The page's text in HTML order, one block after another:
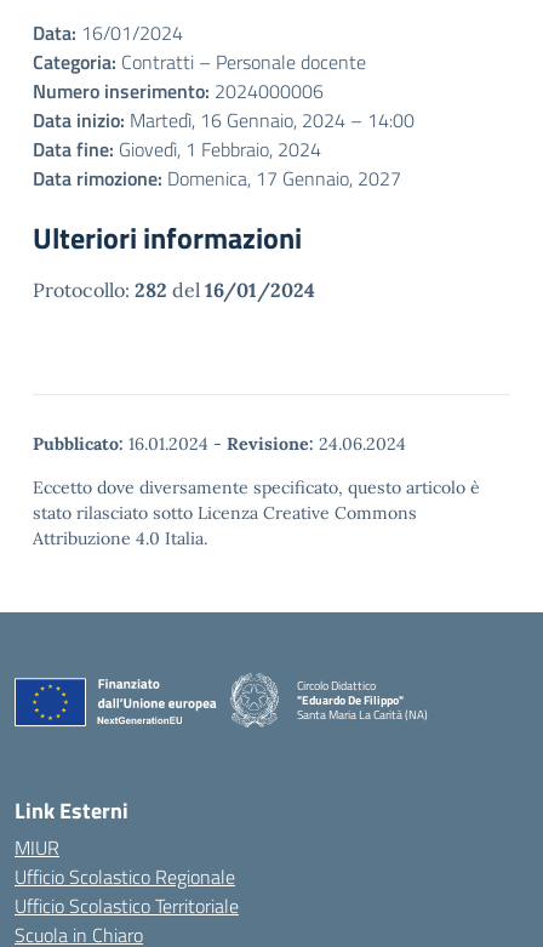
Data: 16/01/2024
Categoria: Contratti – Personale docente
Numero inserimento: 2024000006
Data inizio: Martedì, 16 Gennaio, 2024 – 14:00
Data fine: Giovedì, 1 Febbraio, 2024
Data rimozione: Domenica, 17 Gennaio, 2027
Ulteriori informazioni
Protocollo: 282 del 16/01/2024
Pubblicato: 16.01.2024 - Revisione: 24.06.2024
Eccetto dove diversamente specificato, questo articolo è
stato rilasciato sotto Licenza Creative Commons
Attribuzione 4.0 Italia.
Circolo Didattico
"Eduardo De Filippo"
Santa Maria La Carità (NA)
Link Esterni
MIUR
Ufficio Scolastico Regionale
Ufficio Scolastico Territoriale
Scuola in Chiaro